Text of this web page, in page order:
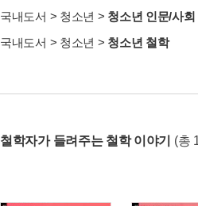
국내도서 > 청소년 > 청소년 인문/사회
국내도서 > 청소년 > 청소년 철학
철학자가 들려주는 철학 이야기 (총